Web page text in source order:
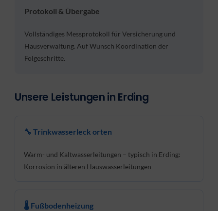
Protokoll & Übergabe
Vollständiges Messprotokoll für Versicherung und
Hausverwaltung. Auf Wunsch Koordination der
Folgeschritte.
Unsere Leistungen in Erding
🔧 Trinkwasserleck orten
Warm- und Kaltwasserleitungen – typisch in Erding:
Korrosion in älteren Hauswasserleitungen
🌡 Fußbodenheizung